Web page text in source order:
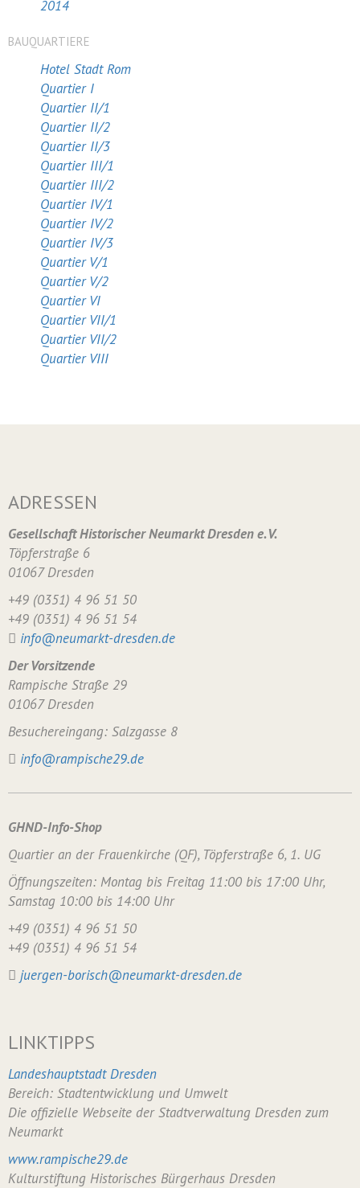
2014
BAUQUARTIERE
Hotel Stadt Rom
Quartier I
Quartier II/1
Quartier II/2
Quartier II/3
Quartier III/1
Quartier III/2
Quartier IV/1
Quartier IV/2
Quartier IV/3
Quartier V/1
Quartier V/2
Quartier VI
Quartier VII/1
Quartier VII/2
Quartier VIII
ADRESSEN
Gesellschaft Historischer Neumarkt Dresden e. V.
Töpferstraße 6
01067 Dresden
+49 (0351) 4 96 51 50
+49 (0351) 4 96 51 54
info@neumarkt-dresden.de
Der Vorsitzende
Rampische Straße 29
01067 Dresden
Besuchereingang: Salzgasse 8
info@rampische29.de
GHND-Info-Shop
Quartier an der Frauenkirche (QF), Töpferstraße 6, 1. UG
Öffnungszeiten: Montag bis Freitag 11:00 bis 17:00 Uhr,
Samstag 10:00 bis 14:00 Uhr
+49 (0351) 4 96 51 50
+49 (0351) 4 96 51 54
juergen-borisch@neumarkt-dresden.de
LINKTIPPS
Landeshauptstadt Dresden
Bereich: Stadtentwicklung und Umwelt
Die offizielle Webseite der Stadtverwaltung Dresden zum
Neumarkt
www.rampische29.de
Kulturstiftung Historisches Bürgerhaus Dresden